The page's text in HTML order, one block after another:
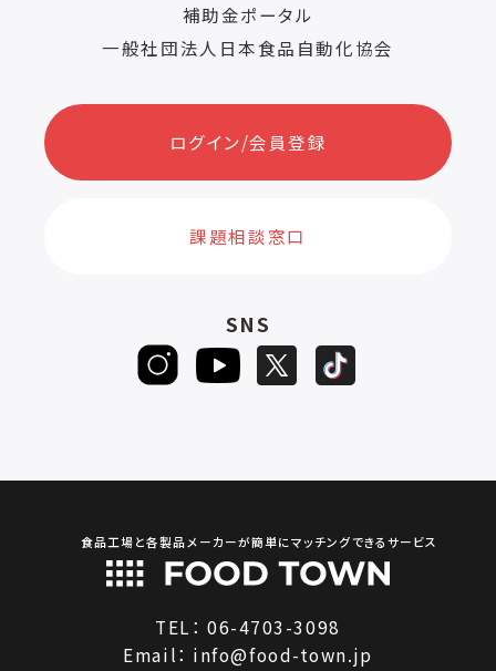
補助金ポータル
一般社団法人日本食品自動化協会
ログイン/会員登録
課題相談窓口
SNS
食品工場と各製品メーカーが簡単にマッチングできるサービス
TEL：06-4703-3098
Email： info@food-town.jp